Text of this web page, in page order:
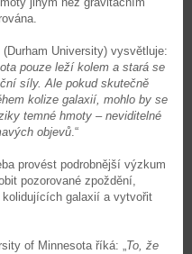
University) vysvětluje:
pouze leží kolem a stará se
síly. Ale pokud skutečně
kolize galaxií, mohlo by se
temné hmoty – neviditelné
objevů.“
provést podrobnější výzkum
pozorované zpoždění,
galaxií a vytvořit
of Minnesota říká: „To, že